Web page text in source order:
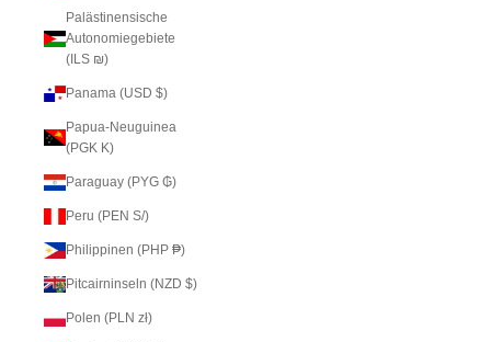
Palästinensische
Autonomiegebiete
(ILS ₪)
Panama (USD $)
Papua-Neuguinea
(PGK K)
Paraguay (PYG ₲)
Peru (PEN S/)
Philippinen (PHP ₱)
Pitcairninseln (NZD $)
Polen (PLN zł)